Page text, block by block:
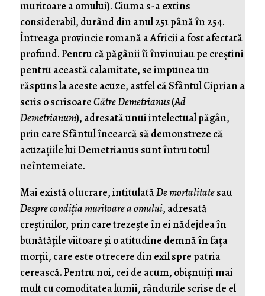
muritoare a omului). Ciuma s-a extins
considerabil, durând din anul 251 până în 254.
Întreaga provincie romană a Africii a fost afectată
profund. Pentru că păgânii îi învinuiau pe creştini
pentru această calamitate, se impunea un
răspuns la aceste acuze, astfel că Sfântul Ciprian a
scris o scrisoareCătre Demetrianus(Ad
Demetrianum), adresată unui intelectual păgân,
prin care Sfântul încearcă să demonstreze că
acuzaţiile lui Demetrianus sunt întru totul
neîntemeiate.
Mai există o lucrare, intitulatăDe mortalitatesau
Despre condiția muritoare a omului, adresată
creștinilor, prin care trezește în ei nădejdea în
bunătățile viitoare și o atitudine demnă în fața
morții, care este o trecere din exil spre patria
cerească. Pentru noi, cei de acum, obișnuiți mai
mult cu comoditatea lumii, rândurile scrise de el